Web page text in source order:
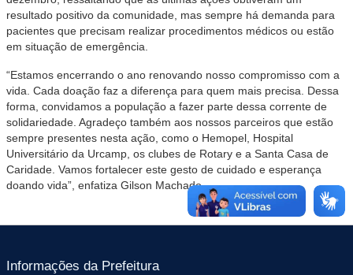
resultado positivo da comunidade, mas sempre há demanda para
pacientes que precisam realizar procedimentos médicos ou estão
em situação de emergência.
“Estamos encerrando o ano renovando nosso compromisso com a
vida. Cada doação faz a diferença para quem mais precisa. Dessa
forma, convidamos a população a fazer parte dessa corrente de
solidariedade. Agradeço também aos nossos parceiros que estão
sempre presentes nesta ação, como o Hemopel, Hospital
Universitário da Urcamp, os clubes de Rotary e a Santa Casa de
Caridade. Vamos fortalecer este gesto de cuidado e esperança
doando vida”, enfatiza Gilson Machado.
Informações da Prefeitura